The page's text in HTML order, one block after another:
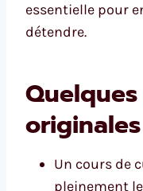
essentielle pour
détendre.
Un cours de
pleinement